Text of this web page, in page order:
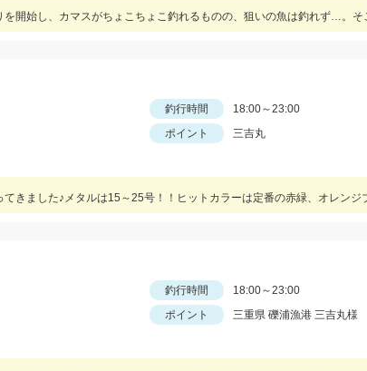
釣行時間
18:00～23:00
ポイント
三吉丸
釣行時間
18:00～23:00
ポイント
三重県 礫浦漁港 三吉丸様